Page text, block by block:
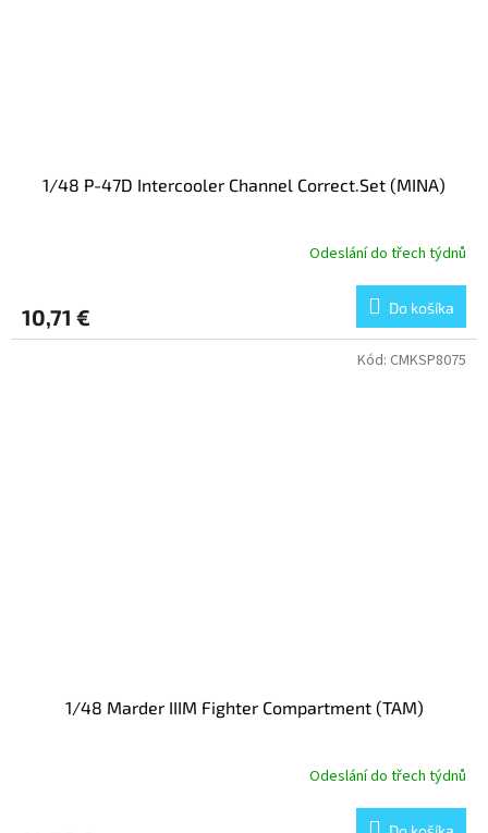
1/48 P-47D Intercooler Channel Correct.Set (MINA)
Odeslání do třech týdnů
10,71 € Do košíka
1/48 Marder IIIM Fighter Compartment (TAM)
Odeslání do třech týdnů
Kód: CMKSP8075